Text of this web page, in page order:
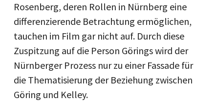
Rosenberg, deren Rollen in Nürnberg eine
differenzierende Betrachtung ermöglichen,
tauchen im Film gar nicht auf. Durch diese
Zuspitzung auf die Person Görings wird der
Nürnberger Prozess nur zu einer Fassade für
die Thematisierung der Beziehung zwischen
Göring und Kelley.